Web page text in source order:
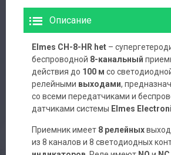
Описание
Elmes CH-8-HR het –
беспроводной 8-канальный
действия до 100 м со
релейными выходами,
со всеми передатчиками и
датчиками системы Elmes
Приемник имеет 8 релейных
из 8 каналов и 8 светодиодных